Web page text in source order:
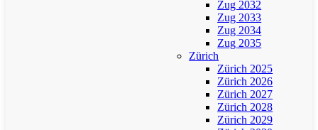
Zug 2032
Zug 2033
Zug 2034
Zug 2035
Zürich
Zürich 2025
Zürich 2026
Zürich 2027
Zürich 2028
Zürich 2029